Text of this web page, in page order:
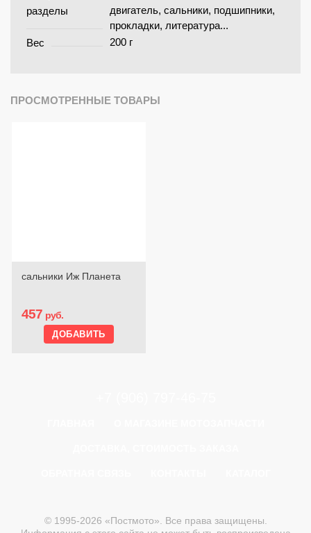
разделы
двигатель, сальники, подшипники,
прокладки, литература...
Вес
200 г
ПРОСМОТРЕННЫЕ ТОВАРЫ
сальники Иж Планета
457 руб.
© 1995-2026 «Постмото». Все права защищены.